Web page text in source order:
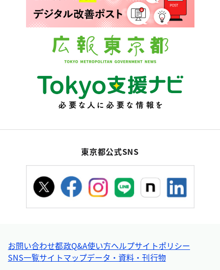
東京都公式SNS
お問い合わせ都政Q&A使い方ヘルプサイトポリシー
SNS一覧サイトマップデータ・資料・刊行物